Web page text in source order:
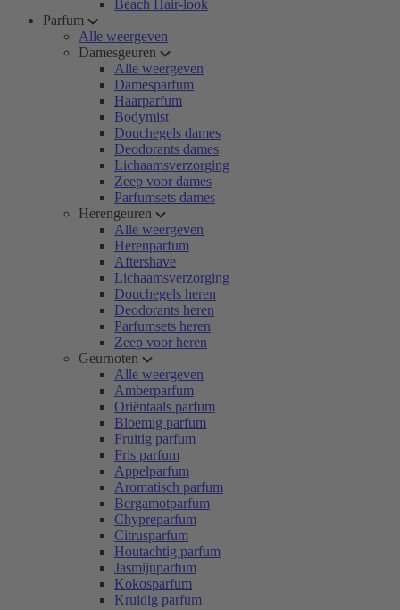
Beach Hair-look
Parfum
Alle weergeven
Damesgeuren
Alle weergeven
Damesparfum
Haarparfum
Bodymist
Douchegels dames
Deodorants dames
Lichaamsverzorging
Zeep voor dames
Parfumsets dames
Herengeuren
Alle weergeven
Herenparfum
Aftershave
Lichaamsverzorging
Douchegels heren
Deodorants heren
Parfumsets heren
Zeep voor heren
Geurnoten
Alle weergeven
Amberparfum
Oriëntaals parfum
Bloemig parfum
Fruitig parfum
Fris parfum
Appelparfum
Aromatisch parfum
Bergamotparfum
Chypreparfum
Citrusparfum
Houtachtig parfum
Jasmijnparfum
Kokosparfum
Kruidig parfum